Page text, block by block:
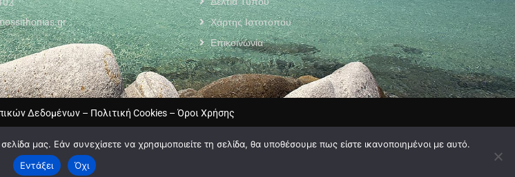
Χάρτης Ιστοτόπου
Επικοινωνία
Δεδομένων – Πολιτική Cookies – Όροι Χρήσης
byMyCompany Projects
μας. Εάν συνεχίσετε να χρησιμοποιείτε τη σελίδα, θα υποθέσουμε πως είστε ικανοποιημένοι με αυτό.
Εντάξει
Όχι